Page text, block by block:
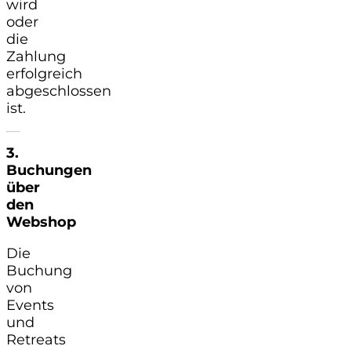
wird
oder
die
Zahlung
erfolgreich
abgeschlossen
ist.
3.
Buchungen
über
den
Webshop
Die
Buchung
von
Events
und
Retreats